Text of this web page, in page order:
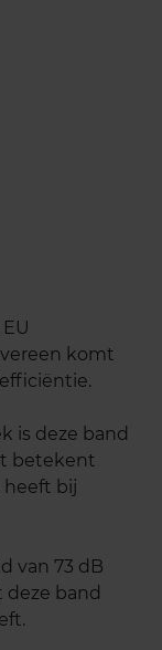
komt
is deze band
betekent
heeft bij
van 73 dB
band